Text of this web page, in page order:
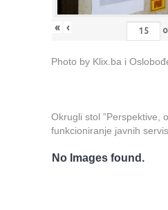
« ‹
Photo by Klix.ba i
Okrugli stol ”Perspektive,
funkcioniranje javnih
No Images found.